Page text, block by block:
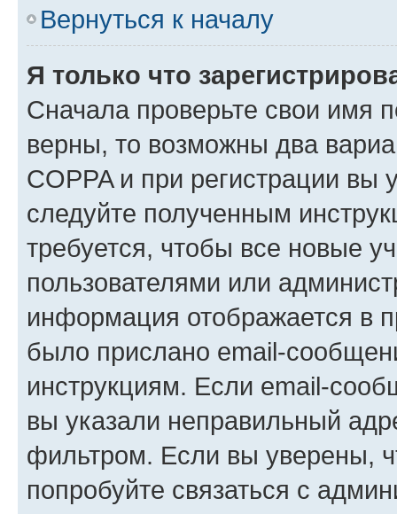
Вернуться к началу
Я только что
Сначала проверьте свои имя
верны, то возможны два
COPPA и при регистрации вы
следуйте полученным
требуется, чтобы все новые
пользователями или
информация отображается в
было прислано email-
инструкциям. Если email-
вы указали неправильный
фильтром. Если вы уверены,
попробуйте связаться с